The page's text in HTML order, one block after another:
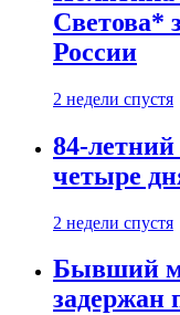
Светова*
России
2 недели спустя
84-
четыре
2 недели спустя
Бывший
задержан